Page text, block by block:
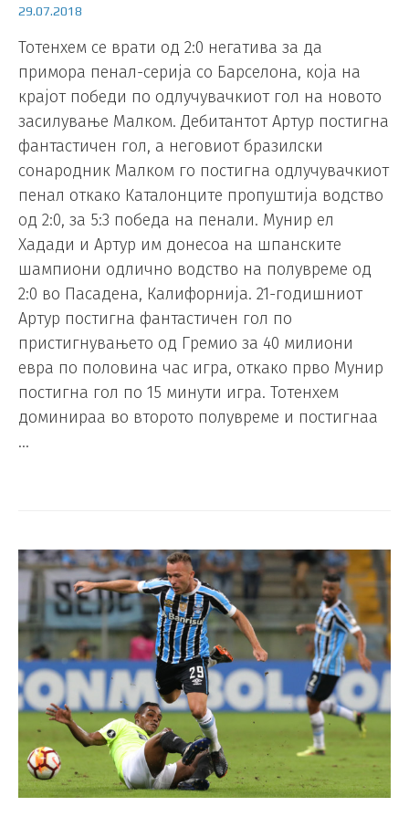
29.07.2018
Тотенхем се врати од 2:0 негатива за да
примора пенал-серија со Барселона, која на
крајот победи по одлучувачкиот гол на новото
засилување Малком. Дебитантот Артур постигна
фантастичен гол, а неговиот бразилски
сонародник Малком го постигна одлучувачкиот
пенал откако Каталонците пропуштија водство
од 2:0, за 5:3 победа на пенали. Мунир ел
Хадади и Артур им донесоа на шпанските
шампиони одлично водство на полувреме од
2:0 во Пасадена, Калифорнија. 21-годишниот
Артур постигна фантастичен гол по
пристигнувањето од Гремио за 40 милиони
евра по половина час игра, откако прво Мунир
постигна гол по 15 минути игра. Тотенхем
доминираа во второто полувреме и постигнаа
…